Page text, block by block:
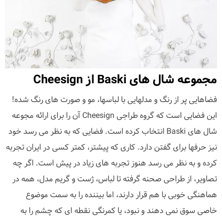
مجموعه شال های Baski از Cheesign
فضاهایی پر از رنگ و مدلهایی با لباسها، مو و صورت های رنگ شده!
این فضایی است که گروه طراجی Cheesign آن را برای ارائه مجوعه
شال های Baski انتخاب کرده است. فضایی که به نظر می رسد خود
نیز حرفها برای گفتن دارد. کاری که پیشتر، کمتر کسی در ایران تجربه
کرده و به نظر می رسد هنوز تجربه های زیاد در پیش است. اگر چه
تصاویر، از طراحی صحنه گرفته تا لباس، ژست و گریم مدل، همه در
هماهنگی خوبی با هم قرار دارند، اما بیننده را به سمت موضوع
خاصی سوق نمی دهند و نبود، یا کمرنگی نقطه ای که چشم را به